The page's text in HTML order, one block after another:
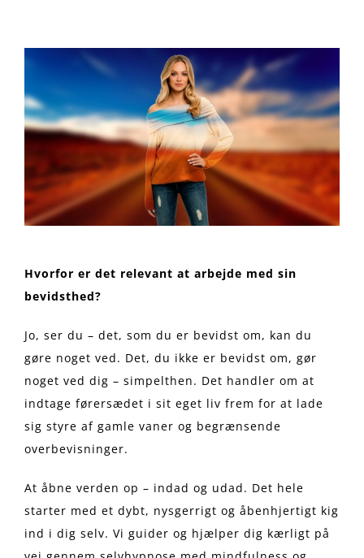
Hvorfor er det relevant at arbejde med sin
bevidsthed?
Jo, ser du – det, som du er bevidst om, kan du
gøre noget ved. Det, du ikke er bevidst om, gør
noget ved dig – simpelthen. Det handler om at
indtage førersædet i sit eget liv frem for at lade
sig styre af gamle vaner og begrænsende
overbevisninger.
At åbne verden op – indad og udad. Det hele
starter med et dybt, nysgerrigt og åbenhjertigt kig
ind i dig selv. Vi guider og hjælper dig kærligt på